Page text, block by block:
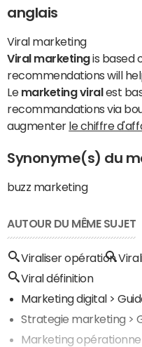
anglais
Viral marketing
Viral marketingis based
recommendations will
Le marketing viral est
recommandations via
augmenter le chiffre
Synonyme(s) du
buzz marketing
AUTOUR DU MÊME SUJET
Viraliser opération
Viral définition
Marketing digital >
Strategie marketing >
Marketing opérationnel